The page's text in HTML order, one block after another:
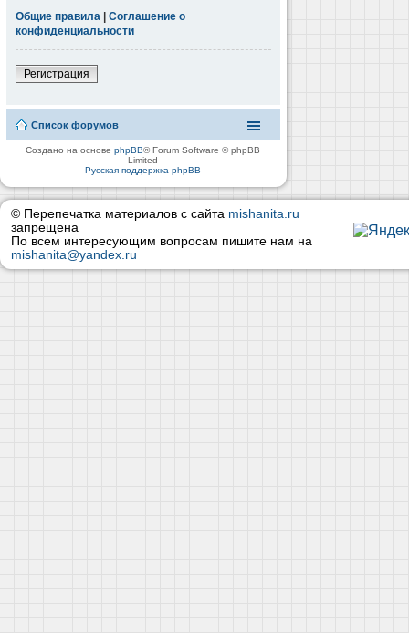
Общие правила | Соглашение о
конфиденциальности
Регистрация
Список форумов
Создано на основеphpBB® Forum Software © phpBB
Limited
Русская поддержка phpBB
© Перепечатка материалов с сайта mishanita.ru
запрещена
По всем интересующим вопросам пишите нам на
mishanita@yandex.ru